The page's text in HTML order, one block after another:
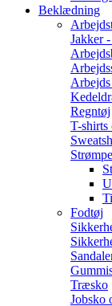
Beklædning
Jakker
Regntøj
T-shirts
Fodtøj
Træsko
Jobsko